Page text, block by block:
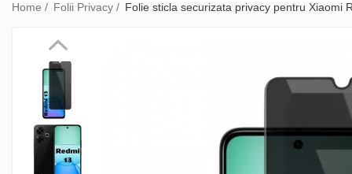
Folii OnePlus
Folii Nokia
Folii Blackview
Folii Honor
Folii Realme
Folii sticla ZTE
Huse Telefoane
Home / Folii Privacy / Folie sticla securizata privacy pentru Xiaomi